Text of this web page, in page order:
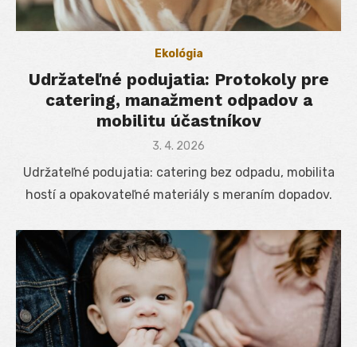
Ekológia
Udržateľné podujatia: Protokoly pre
catering, manažment odpadov a
mobilitu účastníkov
Posted
3. 4. 2026
Udržateľné podujatia: catering bez odpadu, mobilita
hostí a opakovateľné materiály s meraním dopadov.